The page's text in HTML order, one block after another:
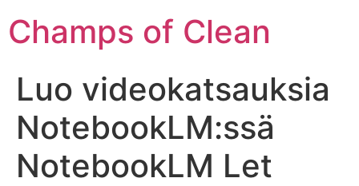
Champs of Clean
Luo videokatsauksia
NotebookLM:ssä
NotebookLM Let